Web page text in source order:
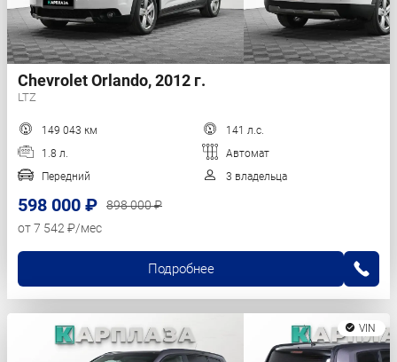
Chevrolet Orlando, 2012 г.
LTZ
149 043 км
141 л.с.
1.8 л.
Автомат
Передний
3 владельца
598 000 ₽
898 000 ₽
от 7 542 ₽/мес
Подробнее
VIN